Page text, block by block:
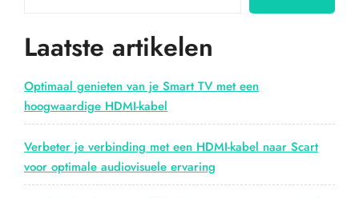
Connectiviteit”
Laatste artikelen
Optimaal genieten van je Smart TV met een
hoogwaardige HDMI-kabel
Verbeter je verbinding met een HDMI-kabel naar Scart
voor optimale audiovisuele ervaring